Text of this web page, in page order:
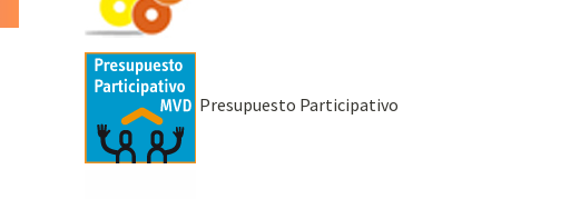
Presupuesto Participativo